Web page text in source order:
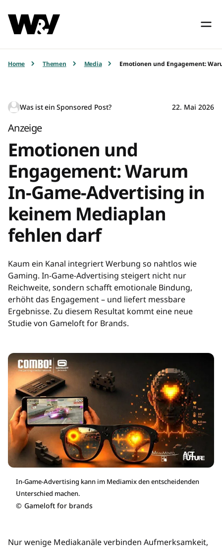
Home Themen Media Emotionen und Engagement:
Was ist ein Sponsored Post? 22. Mai 2026
Anzeige
Emotionen und
Engagement: Warum
In-Game-Advertising in
keinem Mediaplan
fehlen darf
Kaum ein Kanal integriert Werbung so nahtlos wie
Gaming. In-Game-Advertising steigert nicht nur
Reichweite, sondern schafft emotionale Bindung,
erhöht das Engagement – und liefert messbare
Ergebnisse. Zu diesem Resultat kommt eine neue
Studie von Gameloft for Brands.
In-Game-Advertising kann im Mediamix den entscheidenden
Unterschied machen.
© Gameloft for brands
Nur wenige Mediakanäle verbinden Aufmerksamkeit,